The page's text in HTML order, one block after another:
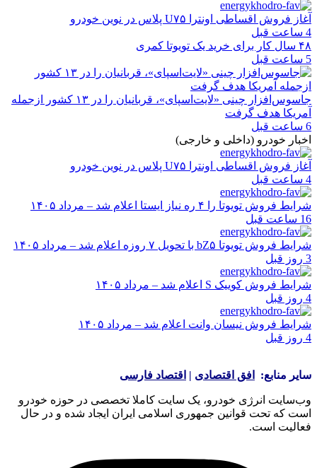
آغاز فروش اقساطی اونترا U۷۵ پلاس در نوین خودرو
4 ساعت قبل
۴۸ سال کار برای خرید یک تویوتا کمری
5 ساعت قبل
جاسوس‌افزار چینی «لایت‌اسپای»، قربانیان را در ۱۳ کشور ازجمله
آمریکا هدف گرفت
6 ساعت قبل
اخبار خودرو (داخلی و خارجی)
آغاز فروش اقساطی اونترا U۷۵ پلاس در نوین خودرو
4 ساعت قبل
شرایط فروش تویوتا را ۴ ره نیاز ایستا اعلام شد – مرداد ۱۴۰۵
16 ساعت قبل
شرایط فروش تویوتا bZ۵ با تحویل ۷ روزه اعلام شد – مرداد ۱۴۰۵
3 روز قبل
شرایط فروش کوییک S اعلام شد – مرداد ۱۴۰۵
4 روز قبل
شرایط فروش نیسان وانت اعلام شد – مرداد ۱۴۰۵
4 روز قبل
سایر منابع: افق اقتصادی | اقتصاد فارسی
وب‌سایت انرژی خودرو، یک سایت کاملا تخصصی در حوزه خودرو
است که تحت قوانین جمهوری اسلامی ایران ایجاد شده و در حال
فعالیت است.